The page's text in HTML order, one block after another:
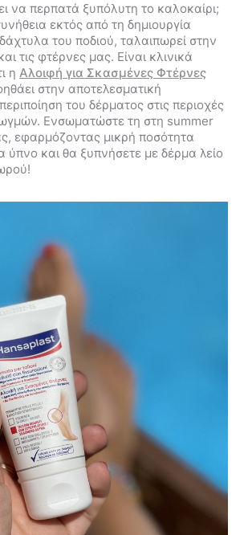
να περπατά ξυπόλυτη το καλοκαίρι;
εκτός από τη δημιουργία
του ποδιού, ταλαιπωρεί στην
τις φτέρνες μας. Είναι κλινικά
η Αλοιφή για Σκασμένες Φτέρνες
στην αποτελεσματική
του δέρματος στις περιοχές
Ενσωματώστε τη στη summer
εφαρμόζοντας μικρή ποσότητα
ύπνο και θα ξυπνήσετε με δέρμα λείο